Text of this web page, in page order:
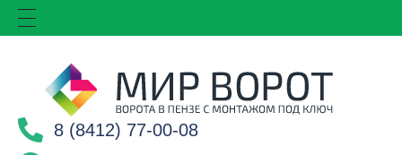
8 (8412) 77-00-08